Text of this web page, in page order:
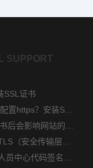
SUPPORT
SSL证书